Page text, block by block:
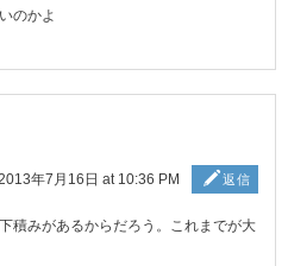
のかよ
年7月16日 at 10:36 PM 返信
積みがあるからだろう。これまでが大